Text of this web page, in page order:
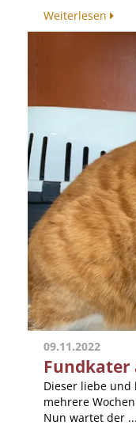
Weiterlesen
09.11.2022
Fundkater
Dieser liebe
mehrere
Nun wartet der ...